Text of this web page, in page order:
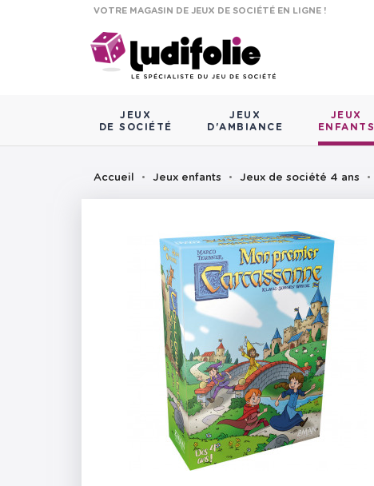
VOTRE MAGASIN DE JEUX DE SOCIÉTÉ EN LIGNE !
JEUX
DE SOCIÉTÉ
JEUX
D'AMBIANCE
JEUX
ENFANTS
Accueil Jeux enfants Jeux de société 4 ans